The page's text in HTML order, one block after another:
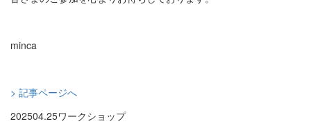
minca
> 記事ページへ
202504.25ワークショップ